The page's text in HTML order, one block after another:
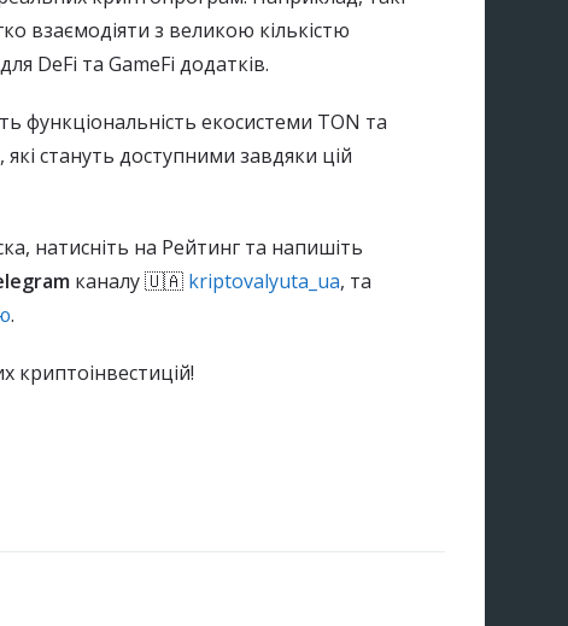
взаємодіяти з великою кількістю
DeFi та GameFi додатків.
функціональність екосистеми TON та
стануть доступними завдяки цій
натисніть на Рейтинг та напишіть
каналу 🇺🇦 kriptovalyuta_ua, та
.
криптоінвестицій!